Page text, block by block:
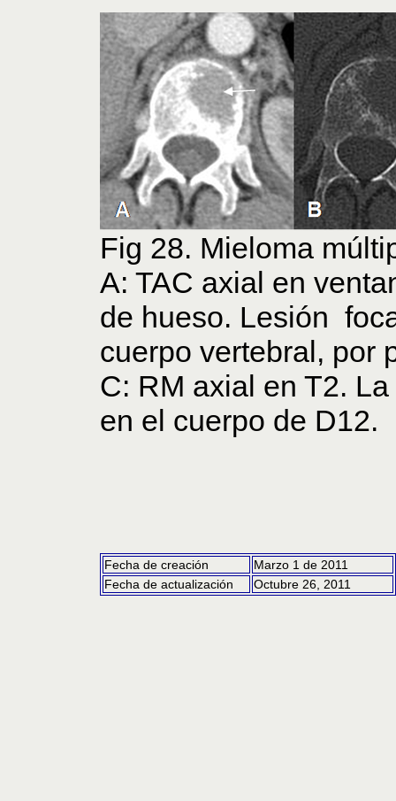
Fig 28. Mieloma
A: TAC axial en
de hueso. Lesión
cuerpo vertebral, por
C: RM axial en T2.
en el cuerpo de D12.
Fecha de creación
Marzo 1 de 2011
Fecha de actualización
Octubre 26, 2011